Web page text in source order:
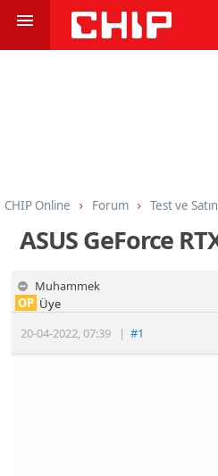
CHIP Online Forum Test ve
ASUS GeForce
Muhammek
20-04-2022,07:39 |#1
OP Üye